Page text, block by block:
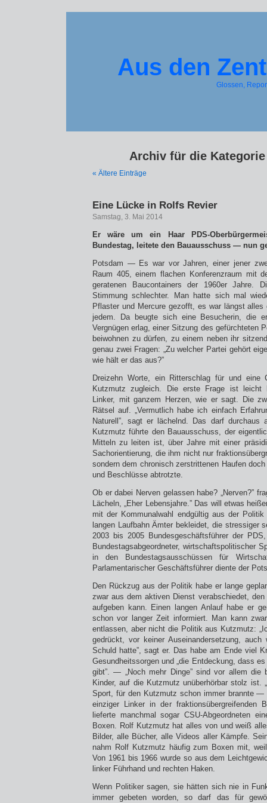
Aus den
Glossen,
Archiv für die
« Ältere Einträge
Eine Lücke in Rolfs Revier
Samstag, 3. Mai 2014
Er wäre um ein Haar PDS-
Bundestag, leitete den Bauausschuss — nun
Potsdam — Es war vor Jahren, einer jener
Raum 405, einem flachen Konferenzraum mit
geratenen Baucontainers der 1960er Jahre.
Stimmung schlechter. Man hatte sich mal
Pflaster und Mercure gezofft, es war längst
jedem. Da beugte sich eine Besucherin, die
Vergnügen erlag, einer Sitzung des gefürchteten
beiwohnen zu dürfen, zu einem neben ihr
genau zwei Fragen: „Zu welcher Partei gehört
wie hält er das aus?”
Dreizehn Worte, ein Ritterschlag für und eine
Kutzmutz zugleich. Die erste Frage ist leicht
Linker, mit ganzem Herzen, wie er sagt. Die
Rätsel auf. „Vermutlich habe ich einfach
Naturell”, sagt er lächelnd. Das darf durchaus
Kutzmutz führte den Bauausschuss, der
Mitteln zu leiten ist, über Jahre mit einer
Sachorientierung, die ihm nicht nur
sondern dem chronisch zerstrittenen Haufen
und Beschlüsse abtrotzte.
Ob er dabei Nerven gelassen habe? „Nerven?”
Lächeln, „Eher Lebensjahre.” Das will etwas
mit der Kommunalwahl endgültig aus der
langen Laufbahn Ämter bekleidet, die stressiger
2003 bis 2005 Bundesgeschäftsführer der
Bundestagsabgeordneter, wirtschaftspolitischer
in den Bundestagsausschüssen für
Parlamentarischer Geschäftsführer diente der
Den Rückzug aus der Politik habe er lange
zwar aus dem aktiven Dienst verabschiedet, den
aufgeben kann. Einen langen Anlauf habe er
schon vor langer Zeit informiert. Man kann
entlassen, aber nicht die Politik aus Kutzmutz:
gedrückt, vor keiner Auseinandersetzung,
Schuld hatte”, sagt er. Das habe am Ende viel
Gesundheitssorgen und „die Entdeckung, dass
gibt”. — „Noch mehr Dinge” sind vor allem die
Kinder, auf die Kutzmutz unüberhörbar stolz ist.
Sport, für den Kutzmutz schon immer brannte —
einziger Linker in der fraktionsübergreifenden
lieferte manchmal sogar CSU-Abgeordneten
Boxen. Rolf Kutzmutz hat alles von und weiß
Bilder, alle Bücher, alle Videos aller Kämpfe.
nahm Rolf Kutzmutz häufig zum Boxen mit,
Von 1961 bis 1966 wurde so aus dem
linker Führhand und rechten Haken.
Wenn Politiker sagen, sie hätten sich nie in
immer gebeten worden, so darf das für